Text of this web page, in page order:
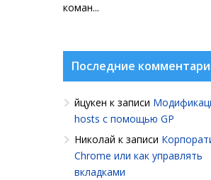
коман...
Последние
йцукен к записи
hosts с помощью GP
Николай к записи
Chrome или как управлять
вкладками